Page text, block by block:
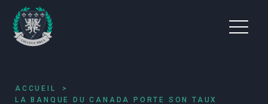
ACCUEIL
LA BANQUE DU CANADA PORTE SON TAUX